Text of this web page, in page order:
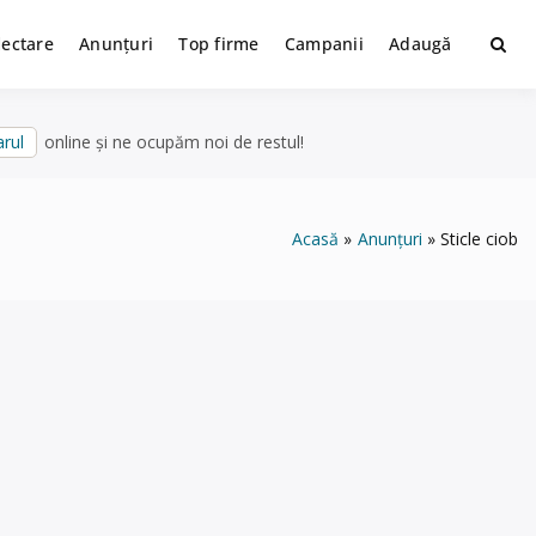
Anunțuri Top firme Campanii Adaugă
online și ne ocupăm noi de restul!
Acasă Anunțuri Sticle ciob